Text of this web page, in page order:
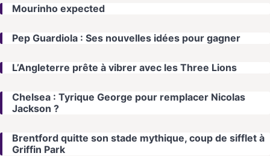
Mourinho expected
Pep Guardiola : Ses nouvelles idées pour gagner
L’Angleterre prête à vibrer avec les Three Lions
Chelsea : Tyrique George pour remplacer Nicolas
Jackson ?
Brentford quitte son stade mythique, coup de sifflet à
Griffin Park